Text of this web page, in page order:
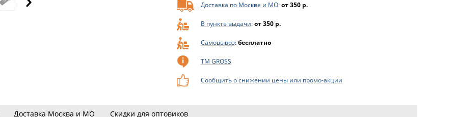
Доставка по Москве и МО:от 350 р.
В пункте выдачи:от 350 р.
Самовывоз:бесплатно
ТМ GROSS
Сообщить о снижении цены или промо-акции
Доставка Москва и МО Скидки для оптовиков